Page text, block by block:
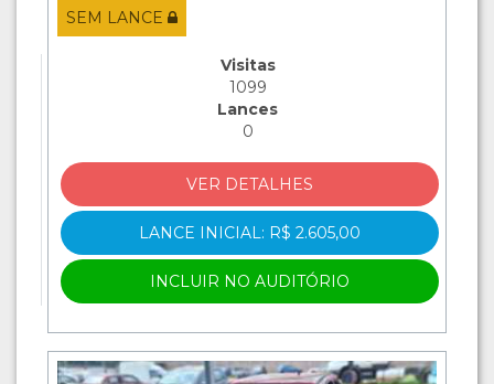
SEM LANCE
Visitas
1099
Lances
0
VER DETALHES
LANCE INICIAL: R$ 2.605,00
INCLUIR NO AUDITÓRIO